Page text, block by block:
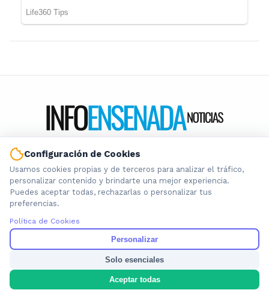
Información local que importa. Noticias de Ensenada, La
Plata y la provincia de Buenos Aires.
Nosotros
Cookies
Privacidad
Términos
Configuración de Cookies
Usamos cookies propias y de terceros para analizar el tráfico,
personalizar contenido y brindarte una mejor experiencia.
Puedes aceptar todas, rechazarlas o personalizar tus
preferencias.
Política de Cookies
Personalizar
Solo esenciales
Aceptar todas